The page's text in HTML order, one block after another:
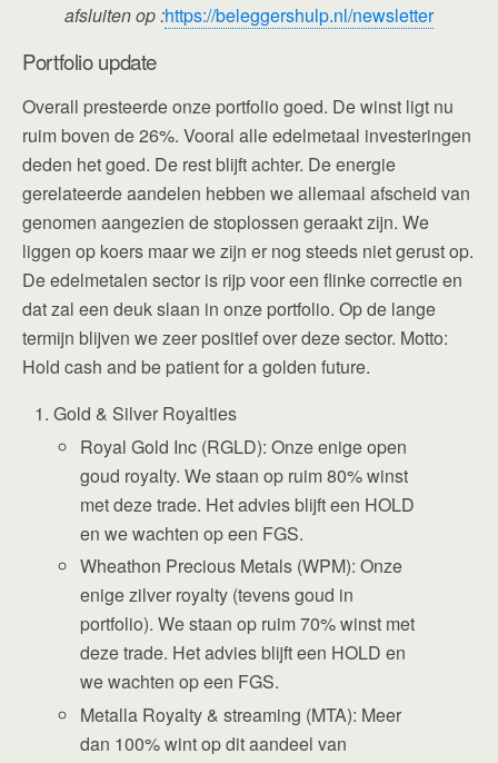
afsluiten op :https://beleggershulp.nl/newsletter
Portfolio update
Overall presteerde onze portfolio goed. De winst ligt nu
ruim boven de 26%. Vooral alle edelmetaal investeringen
deden het goed. De rest blijft achter. De energie
gerelateerde aandelen hebben we allemaal afscheid van
genomen aangezien de stoplossen geraakt zijn. We
liggen op koers maar we zijn er nog steeds niet gerust op.
De edelmetalen sector is rijp voor een flinke correctie en
dat zal een deuk slaan in onze portfolio. Op de lange
termijn blijven we zeer positief over deze sector. Motto:
Hold cash and be patient for a golden future.
Gold & Silver Royalties
Royal Gold Inc (RGLD): Onze enige open
goud royalty. We staan op ruim 80% winst
met deze trade. Het advies blijft een HOLD
en we wachten op een FGS.
Wheathon Precious Metals (WPM): Onze
enige zilver royalty (tevens goud in
portfolio). We staan op ruim 70% winst met
deze trade. Het advies blijft een HOLD en
we wachten op een FGS.
Metalla Royalty & streaming (MTA): Meer
dan 100% wint op dit aandeel van